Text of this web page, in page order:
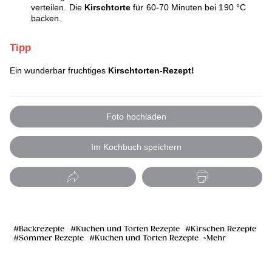
verteilen. Die Kirschtortefür 60-70 Minuten bei 190 °C
backen.
Tipp
Ein wunderbar fruchtiges Kirschtorten-Rezept!
Foto hochladen
Im Kochbuch speichern
Backrezepte Kuchen und Torten Rezepte
Kirschen Rezepte
Sommer Rezepte
Kuchen und Torten Rezepte Mehr